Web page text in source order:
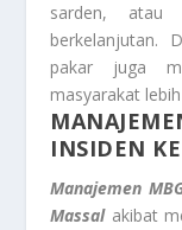
sarden, atau
berkelanjutan.
pakar juga
masyarakat
INSIDEN
Manajemen
Massalakibat